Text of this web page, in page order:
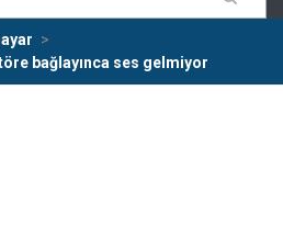
bağlayınca ses gelmiyor